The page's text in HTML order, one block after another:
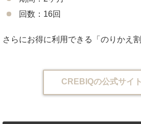
回数：16回
さらにお得に利用できる「のりかえ
CREBIQの公式サイ